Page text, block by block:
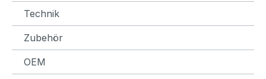
Technik
Zubehör
OEM